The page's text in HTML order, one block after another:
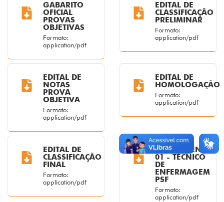
GABARITO
OFICIAL
PROVAS
OBJETIVAS
Formato:
application/pdf
EDITAL DE
CLASSIFICAÇÃO
PRELIMINAR
Formato:
application/pdf
EDITAL DE
NOTAS
PROVA
OBJETIVA
Formato:
application/pdf
EDITAL DE
HOMOLOGAÇÃO
Formato:
application/pdf
EDITAL DE
CLASSIFICAÇÃO
FINAL
Formato:
application/pdf
CHAMAMENTO
01 - TÉCNICO
DE
ENFERMAGEM
PSF
Formato:
application/pdf